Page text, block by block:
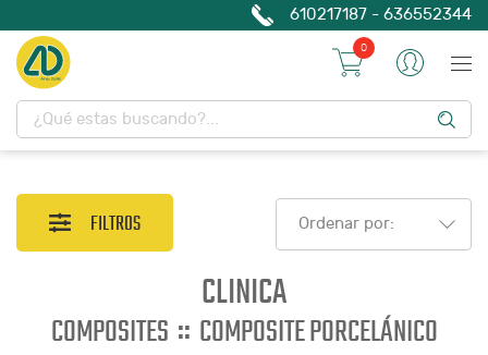
610217187 - 636552344
0
FILTROS Ordenar por:
CLINICA
COMPOSITES :: COMPOSITE PORCELÁNICO